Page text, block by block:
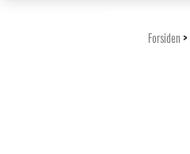
Forsiden >